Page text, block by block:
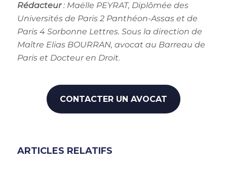
Rédacteur: Maëlle PEYRAT, Diplômée des
Universités de Paris 2 Panthéon-Assas et de
Paris 4 Sorbonne Lettres. Sous la direction de
Maître Elias BOURRAN, avocat au Barreau de
Paris et Docteur en Droit.
CONTACTER UN AVOCAT
ARTICLES RELATIFS